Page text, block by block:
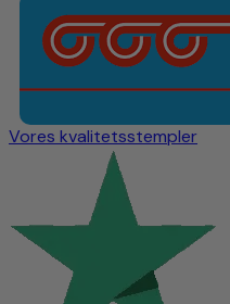
træ til din have, er lind et
Køb dit lindetræ i dag fra
besøg vores planteskole
Vores kvalitetsstempler